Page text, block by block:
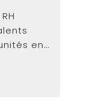
en